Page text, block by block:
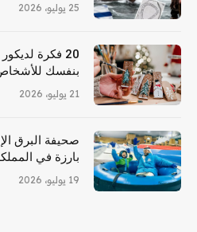
25 يوليو، 2026
20 فكرة
بنفسك
21 يوليو، 2026
صحيفة البرق
بارزة في
19 يوليو، 2026